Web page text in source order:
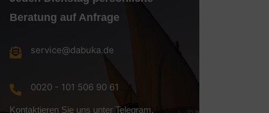
Beratung auf Anfrage
service@dabuka.de
0020 - 101 506 90 61
Kontaktieren Sie uns unter Telegram,